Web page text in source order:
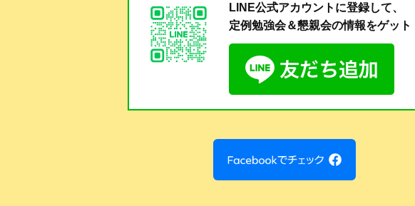
LINE公式アカウントに登録して、
定例勉強会＆懇親会の情報をゲット